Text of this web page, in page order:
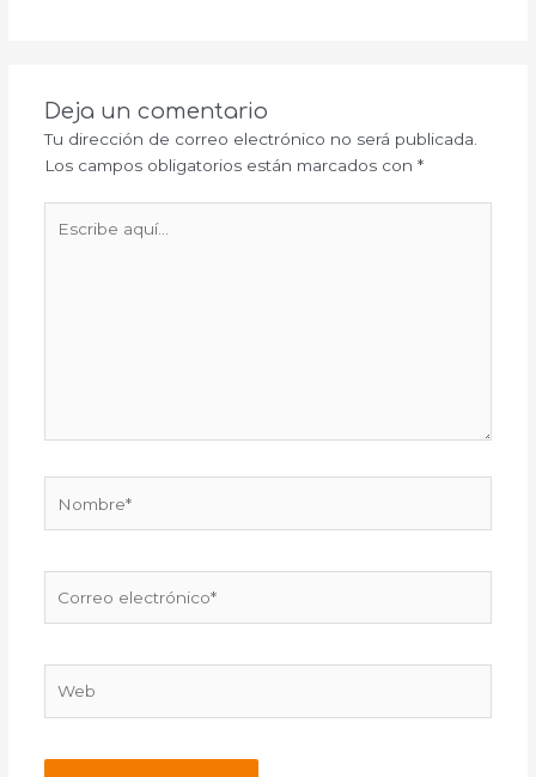
Deja un comentario
Tu dirección de correo electrónico no será publicada.
Los campos obligatorios están marcados con *
aquí...
electrónico*